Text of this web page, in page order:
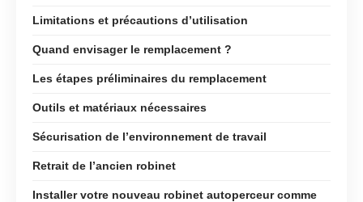
Limitations et précautions d’utilisation
Quand envisager le remplacement ?
Les étapes préliminaires du remplacement
Outils et matériaux nécessaires
Sécurisation de l’environnement de travail
Retrait de l’ancien robinet
Installer votre nouveau robinet autoperceur comme